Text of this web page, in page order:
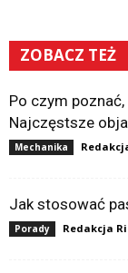
ZOBACZ TEŻ
Po czym
Najczęstsze
Mechanika
Jak stosować
Porady Redakcja